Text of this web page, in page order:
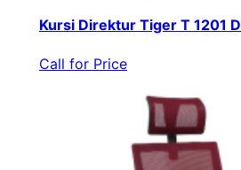
Kursi Direktur Tiger T 1201 D
Call for Price